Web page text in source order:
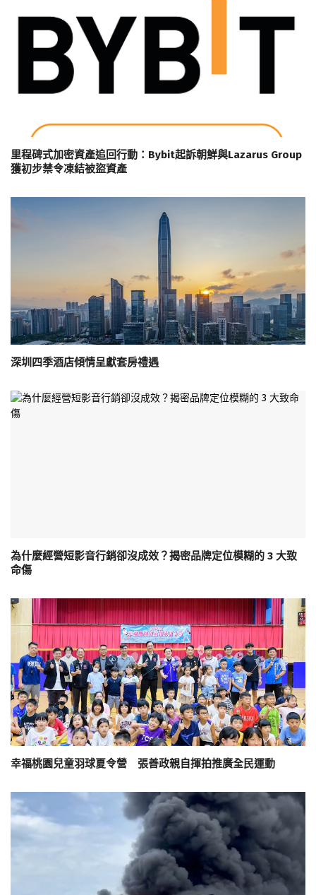
里程碑式加密資產追回行動：Bybit起訴朝鮮與Lazarus Group
獲初步禁令凍結被盜資產
深圳四季酒店傾情呈獻套房禮遇
為什麼經營短影音行銷卻沒成效？揭密品牌定位模糊的 3 大致
命傷
幸福桃園兒童羽球夏令營 張善政親自揮拍推廣全民運動